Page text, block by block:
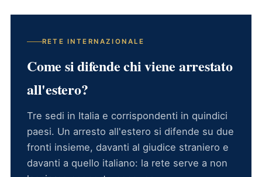
RETE INTERNAZIONALE
Come si difende chi viene arrestato
all'estero?
Tre sedi in Italia e corrispondenti in quindici
paesi. Un arresto all'estero si difende su due
fronti insieme, davanti al giudice straniero e
davanti a quello italiano: la rete serve a non